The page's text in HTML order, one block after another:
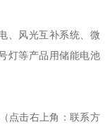
、风光互补系统、微
灯等产品用储能电池
点击右上角：联系方